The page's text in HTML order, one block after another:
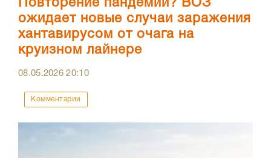
Повторение пандемии? ВОЗ
ожидает новые случаи заражения
хантавирусом от очага на
круизном лайнере
08.05.202620:10
Комментарии